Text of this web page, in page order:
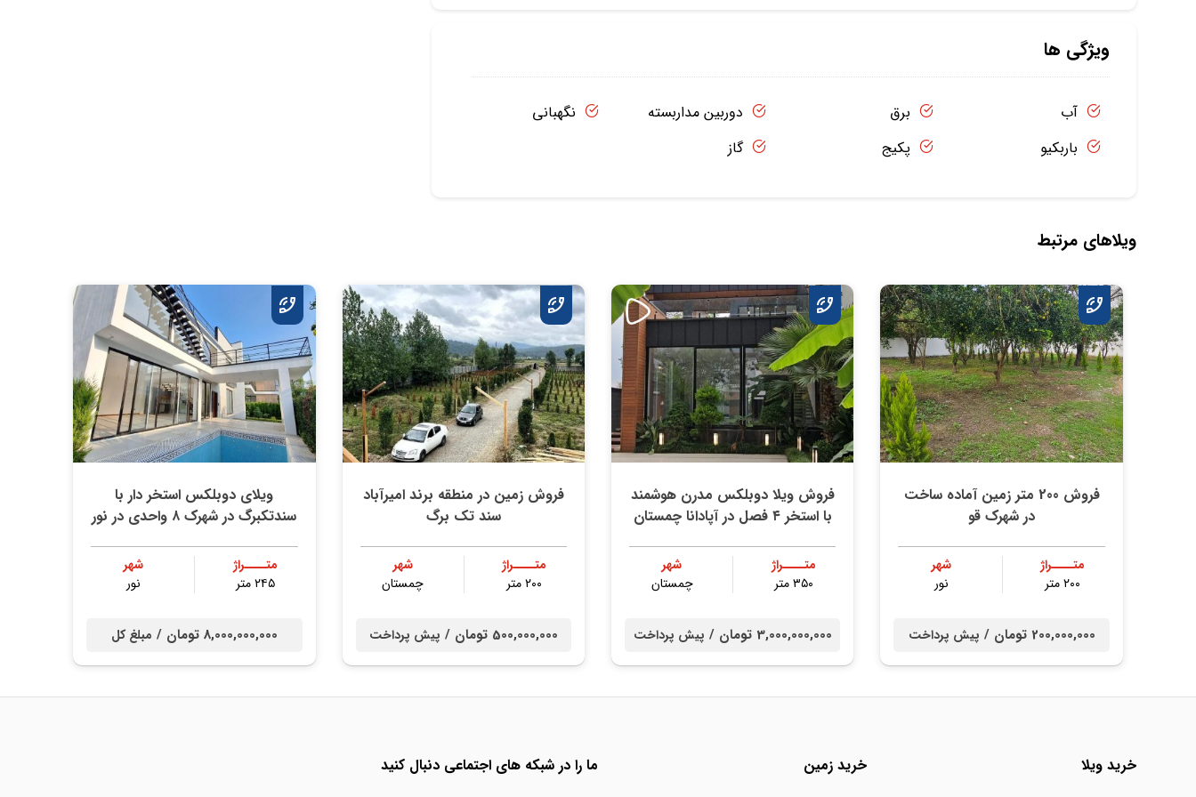
ویژگی ها
آب
باربکیو
برق
پکیج
دوربین مداربسته
گاز
نگهبانی
ویلاهای مرتبط
فروش 200 متر زمین آماده ساخت
در شهرک قو
متــــراژ
۲۰۰ متر
شهر
نور
200,000,000 تومان / پیش پرداخت
فروش ویلا دوبلکس مدرن هوشمند
با استخر ۴ فصل در آپادانا چمستان
متــــراژ
۳۵۰ متر
شهر
چمستان
3,000,000,000 تومان / پیش پرداخت
فروش زمین در منطقه برند امیرآباد
سند تک برگ
متــــراژ
۲۰۰ متر
شهر
چمستان
500,000,000 تومان / پیش پرداخت
ویلای دوبلکس استخر دار با
سندتکبرگ در شهرک ۸ واحدی در نور
متــــراژ
۲۴۵ متر
شهر
نور
8,000,000,000 تومان / مبلغ کل
خرید ویلا خرید زمین ما را در شبکه های اجتماعی دنبال کنید